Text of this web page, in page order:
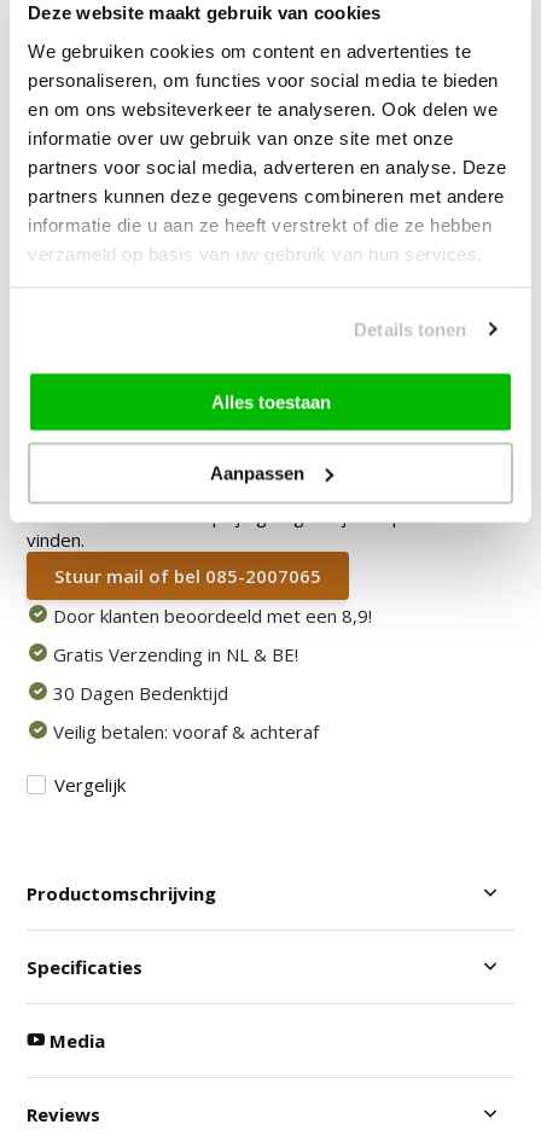
Deze website maakt gebruik van cookies
We gebruiken cookies om content en advertenties te
personaliseren, om functies voor social media te bieden
en om ons websiteverkeer te analyseren. Ook delen we
informatie over uw gebruik van onze site met onze
partners voor social media, adverteren en analyse. Deze
partners kunnen deze gegevens combineren met andere
informatie die u aan ze heeft verstrekt of die ze hebben
verzameld op basis van uw gebruik van hun services.
Details tonen
Alles toestaan
Aanpassen
vanaf 10% korting
Muratap Samba Fluffy Badmat
Wasbaar & Anti-slip Beige
vanaf 14,9010% korting
Je bespaart 10,95
Vink producten om toe te voegen
Heb je een vraag over dit product?
vinden.
Stuur mail of bel 085-2007065
Door klanten beoordeeld met een 8,9!
Gratis Verzending in NL & BE!
30 Dagen Bedenktijd
Veilig betalen: vooraf & achteraf
Vergelijk
Productomschrijving
Specificaties
Media
Reviews